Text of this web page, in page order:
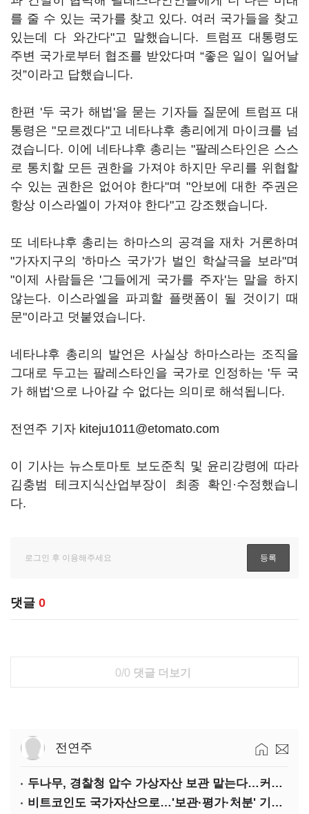
를 줄 수 있는 국가를 찾고 있다. 여러 국가들을 찾고
있는데 다 와간다"고 말했습니다. 트럼프 대통령도
주변 국가로부터 협조를 받았다며 “좋은 일이 일어날
것”이라고 답했습니다.
한편 '두 국가 해법'을 묻는 기자들 질문에 트럼프 대
통령은 "모르겠다"고 네타냐후 총리에게 마이크를 넘
겼습니다. 이에 네타냐후 총리는 "팔레스타인은 스스
로 통치할 모든 권한을 가져야 하지만 우리를 위협할
수 있는 권한은 없어야 한다"며 "안보에 대한 주권은
항상 이스라엘이 가져야 한다"고 강조했습니다.
또 네타냐후 총리는 하마스의 공격을 재차 거론하며
"가자지구의 '하마스 국가'가 벌인 학살극을 보라"며
"이제 사람들은 '그들에게 국가를 주자'는 말을 하지
않는다. 이스라엘을 파괴할 플랫폼이 될 것이기 때
문"이라고 덧붙였습니다.
네타냐후 총리의 발언은 사실상 하마스라는 조직을
그대로 두고는 팔레스타인을 국가로 인정하는 '두 국
가 해법'으로 나아갈 수 없다는 의미로 해석됩니다.
전연주 기자 kiteju1011@etomato.com
이 기사는 뉴스토마토 보도준칙 및 윤리강령에 따라
김충범 테크지식산업부장이 최종 확인·수정했습니
다.
댓글 0
0/0 댓글 더보기
전연주
두나무, 경찰청 압수 가상자산 보관 맡는다…커스터디 사업 최종 낙찰
비트코인도 국가자산으로…'보관·평가·처분' 기준은 숙제